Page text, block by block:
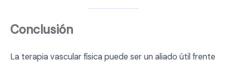
Conclusión
La terapia vascular física puede ser un aliado útil frente